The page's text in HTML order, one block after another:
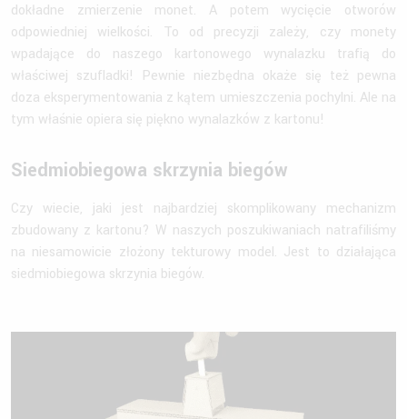
dokładne zmierzenie monet. A potem wycięcie otworów
odpowiedniej wielkości. To od precyzji zależy, czy monety
wpadające do naszego kartonowego wynalazku trafią do
właściwej szufladki! Pewnie niezbędna okaże się też pewna
doza eksperymentowania z kątem umieszczenia pochylni. Ale na
tym właśnie opiera się piękno wynalazków z kartonu!
Siedmiobiegowa skrzynia biegów
Czy wiecie, jaki jest najbardziej skomplikowany mechanizm
zbudowany z kartonu? W naszych poszukiwaniach natrafiliśmy
na niesamowicie złożony tekturowy model. Jest to działająca
siedmiobiegowa skrzynia biegów.